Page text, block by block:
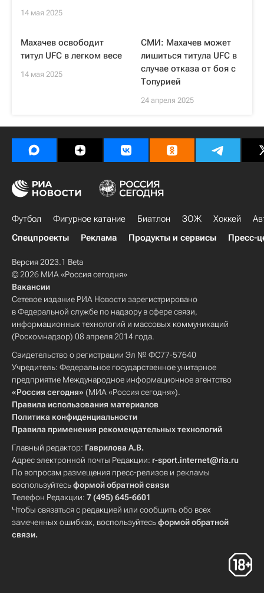
14 мая 2025
Махачев освободит
титул UFC в легком весе
14 мая 2025
СМИ: Махачев может
лишиться титула UFC в
случае отказа от боя с
Топурией
24 апреля 2025
Футбол Фигурное катание Биатлон ЗОЖ Хоккей
Спецпроекты
Реклама Продукты и сервисы Пресс-
Версия 2023.1 Beta
© 2026 МИА «Россия сегодня»
Вакансии
Сетевое издание РИА Новости зарегистрировано
в Федеральной службе по надзору в сфере связи,
информационных технологий и массовых коммуникаций
(Роскомнадзор) 08 апреля 2014 года.
Свидетельство о регистрации Эл № ФС77-57640
Учредитель: Федеральное государственное унитарное
предприятие Международное информационное агентство
«Россия сегодня» (МИА «Россия сегодня»).
Правила использования материалов
Политика конфиденциальности
Правила применения рекомендательных технологий
Главный редактор: Гаврилова А.В.
Адрес электронной почты Редакции: r-sport.internet@ria.ru
По вопросам размещения пресс-релизов и рекламы
воспользуйтесьформой обратной связи
Телефон Редакции: 7 (495) 645-6601
Чтобы связаться с редакцией или сообщить обо всех
замеченных ошибках, воспользуйтесьформой обратной
связи.